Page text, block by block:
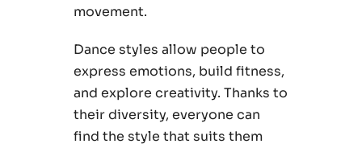
movement.
Dance styles allow people to
express emotions, build fitness,
and explore creativity. Thanks to
their diversity, everyone can
find the style that suits them